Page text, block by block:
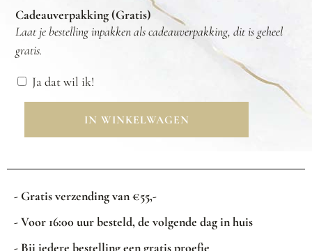
Cadeauverpakking (Gratis)
Laat je bestelling inpakken als cadeauverpakking, dit is geheel
gratis.
Ja dat wil ik!
IN WINKELWAGEN
- Gratis verzending van €55,-
- Voor 16:00 uur besteld, de volgende dag in huis
- Bij iedere bestelling een gratis proefje